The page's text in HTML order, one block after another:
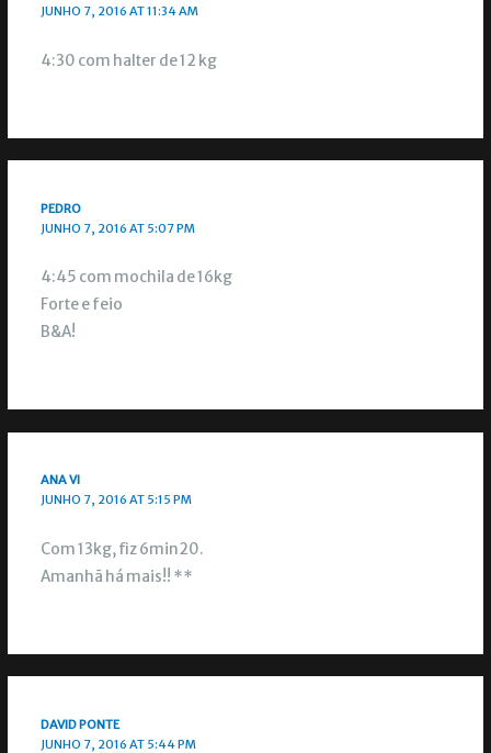
JUNHO 7, 2016 AT 11:34 AM
4:30 com halter de 12 kg
PEDRO
JUNHO 7, 2016 AT 5:07 PM
4:45 com mochila de 16kg
Forte e feio
B&A!
ANA VI
JUNHO 7, 2016 AT 5:15 PM
Com 13kg, fiz 6min20.
Amanhã há mais!! **
DAVID PONTE
JUNHO 7, 2016 AT 5:44 PM